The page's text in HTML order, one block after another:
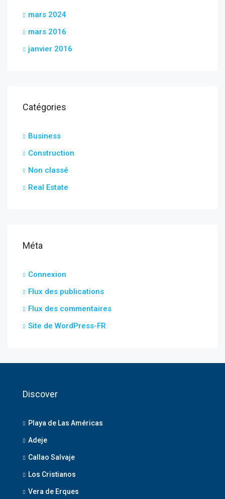
mars 2024
mars 2016
janvier 2016
Catégories
Business
Construction
Non classé
Real Estate
Méta
Connexion
Flux des publications
Flux des commentaires
Site de WordPress-FR
Discover
Playa de Las Américas
Adeje
Callao Salvaje
Los Cristianos
Vera de Erques